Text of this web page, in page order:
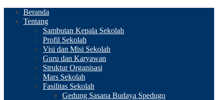
Beranda
Tentang
Sambutan Kepala Sekolah
Profil Sekolah
Visi dan Misi Sekolah
Guru dan Karyawan
Struktur Organisasi
Mars Sekolah
Fasilitas Sekolah
Gedung Sasana Budaya Spedugo